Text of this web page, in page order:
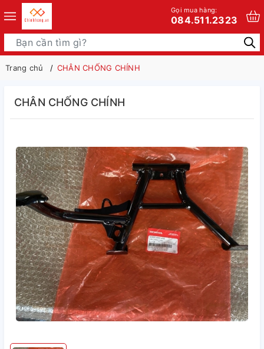
Gọi mua hàng:
084.511.2323
Trang chủ CHÂN CHỐNG CHÍNH
CHÂN CHỐNG CHÍNH